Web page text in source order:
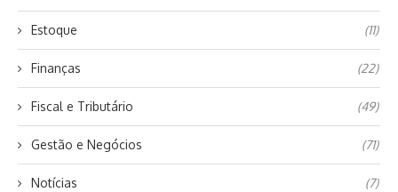
Estoque (11)
Finanças (22)
Fiscal e Tributário (49)
Gestão e Negócios (71)
Notícias (7)